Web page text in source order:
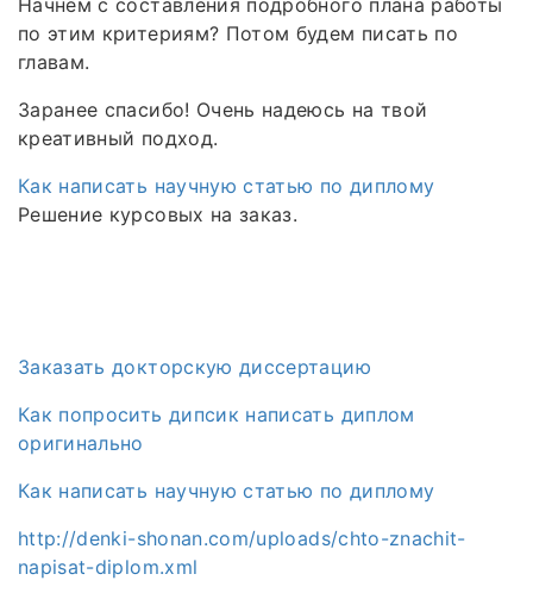
по этим критериям? Потом будем писать по
главам.
Заранее спасибо! Очень надеюсь на твой
креативный подход.
Как написать научную статью по диплому
Решение курсовых на заказ.
Заказать докторскую диссертацию
Как попросить дипсик написать диплом
оригинально
Как написать научную статью по диплому
http://denki-shonan.com/uploads/chto-znachit-
napisat-diplom.xml